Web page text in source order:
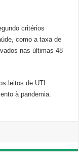
critérios
como a taxa de
nas últimas 48
leitos de UTI
à pandemia.